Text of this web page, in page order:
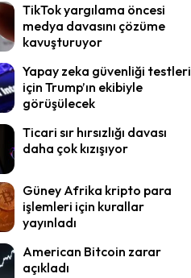
TikTok yargılama öncesi
medya davasını çözüme
kavuşturuyor
Yapay zeka güvenliği testleri
için Trump’ın ekibiyle
görüşülecek
Ticari sır hırsızlığı davası
daha çok kızışıyor
Güney Afrika kripto para
işlemleri için kurallar
yayınladı
American Bitcoin zarar
açıkladı